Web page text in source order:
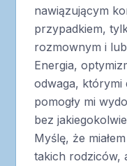
nawiązującym
przypadkiem,
rozmownym i
Energia,
odwaga, którymi
pomogły mi
bez
Myślę, że
takich rodziców,